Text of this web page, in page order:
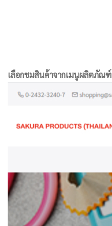
เลือกชมสินค้าจากเมนูผลิตภัณฑ์